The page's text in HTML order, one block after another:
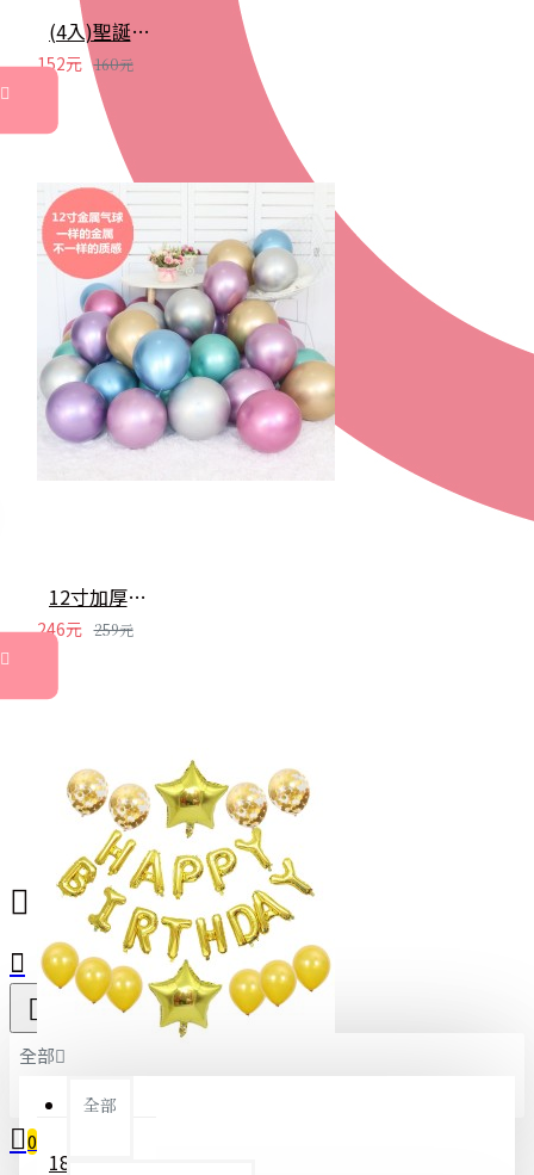
全部
全部
0
(4入)聖誕髮箍 聖誕樹頭箍 成人兒童頭箍 聖誕派對用品
152元 160元
12寸加厚金屬質感乳膠氣球50入 派對裝飾 節慶佈置 氣球派對
246元 259元